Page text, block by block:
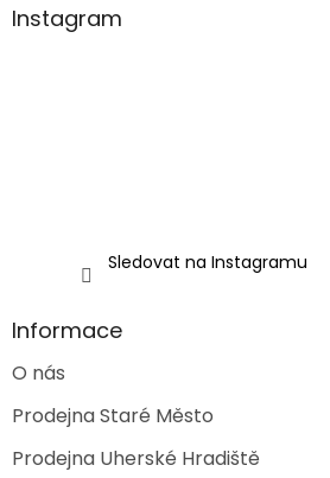
aInstagram
Sledovat na Instagramu
Informace
O nás
Prodejna Staré Město
Prodejna Uherské Hradiště